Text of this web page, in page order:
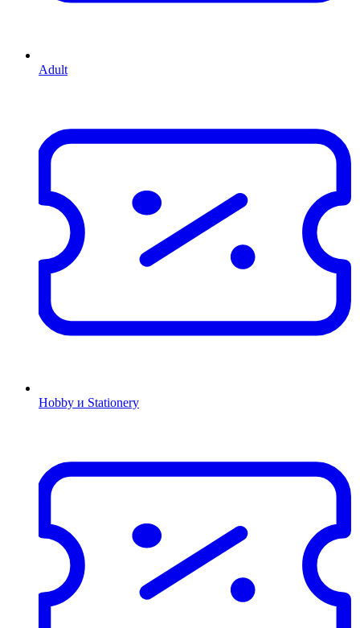
Adult
Hobby и Stationery